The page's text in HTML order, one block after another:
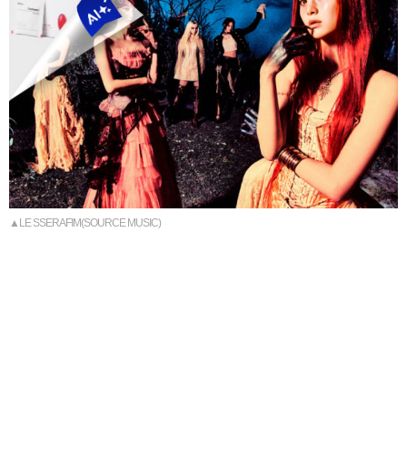
▲LE SSERAFIM(SOURCE MUSIC)